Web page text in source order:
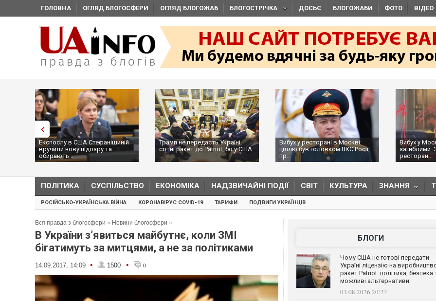
ГОЛОВНА ОГЛЯД БЛОГОСФЕРИ ОГЛЯД БЛОГОЖАБ БЛОГОСТРІЧКА ДОСЬЄ БЛОГОЖАБИ ФОТО ВІДЕО
Експослу в США Стефанішиній
вручили нову підозру та
обирають...
Трамп не передасть Україні
сотні ракет до Patriot, бо у США
...
Вибух у ресторані в Москві:
ціллю був головком ВКС Росії,
пр...
Вибух у
загиблими:
ресторан...
ПОЛІТИКА СУСПІЛЬСТВО ЕКОНОМІКА НАДЗВИЧАЙНІ ПОДІЇ СВІТ КУЛЬТУРА ЗНАННЯ
РОСІЙСЬКО-УКРАЇНСЬКА ВІЙНА КОРОНАВІРУС COVID-19 ТАРИФИ ПОДВИГИ УКРАЇНЦІВ
Вся правда з блогосфери » Новини блогосфери »
В України з’явиться майбутнє, коли ЗМІ
бігатимуть за митцями, а не за політиками
14.09.2017, 14:09 • 1500 • 0
БЛОГИ
Чому США не готові передати
Україні ліцензію на
ракет Patriot: політика, безпека
можливі альтернативи
03.08.2026 20:24